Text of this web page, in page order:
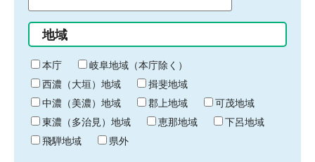
始
り
間
終
わ
り
地域
本庁
岐阜地域（本庁除く）
西濃（大垣）地域
揖斐地域
中濃（美濃）地域
郡上地域
可茂地域
東濃（多治見）地域
恵那地域
下呂地域
飛騨地域
県外